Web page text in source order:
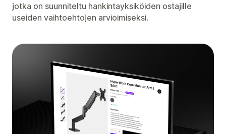
jotka on suunniteltu hankintayksiköiden ostajille
useiden vaihtoehtojen arvioimiseksi.